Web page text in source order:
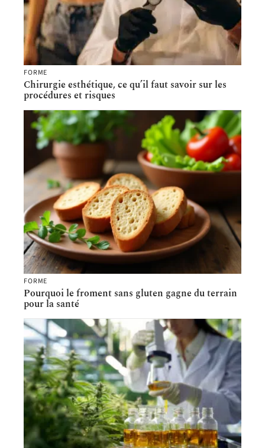
FORME
Chirurgie esthétique, ce qu’il faut savoir sur les
procédures et risques
FORME
Pourquoi le froment sans gluten gagne du terrain
pour la santé